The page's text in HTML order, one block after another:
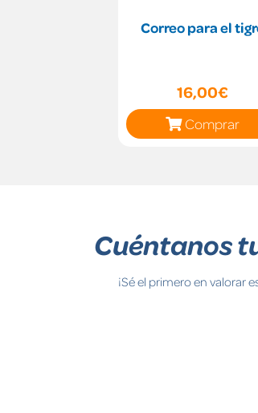
Correo para el
16,00€
Comprar
Cuéntanos
¡Sé el primero en valorar